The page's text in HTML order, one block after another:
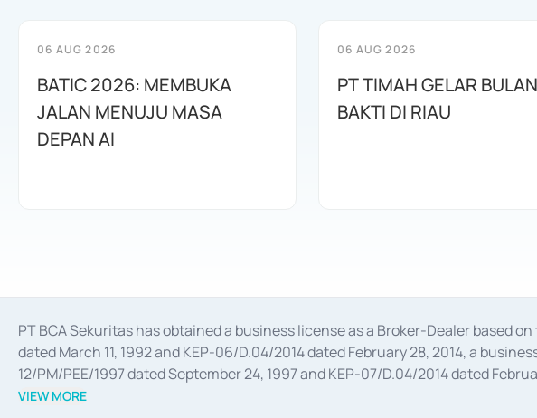
06 AUG 2026
BATIC 2026: MEMBUKA
JALAN MENUJU MASA
DEPAN AI
06 AUG 2026
PT TIMAH GELAR BULAN
BAKTI DI RIAU
PT BCA Sekuritas has obtained a business license as a Broker-Dealer based
dated March 11, 1992 and KEP-06/D.04/2014 dated February 28, 2014, a
12/PM/PEE/1997 dated September 24, 1997 and KEP-07/D.04/2014 dated
divestments, and joint ventures based on the decree of the Financial Services
VIEW MORE